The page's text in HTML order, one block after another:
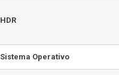
HDR
Sistema Operativo